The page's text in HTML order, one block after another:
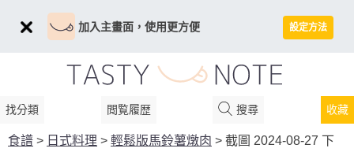
加入主畫面，使用更方便 設定方法
找分類 閲覧履歴 搜尋 收藏
食譜 > 日式料理 > 輕鬆版馬鈴薯燉肉 > 截圖 2024-08-27 下